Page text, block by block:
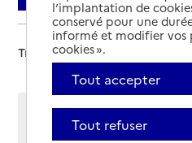
Trier par :
Afficher les résultats par:
Mode liste
Mode carte
l’implantation de
conservé pour une
informé et modifier vos
cookies ».
Tout accepter
Tout refuser